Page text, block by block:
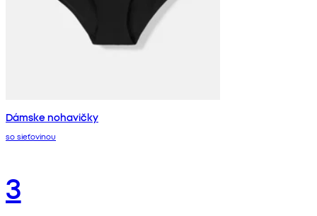
Dámske nohavičky
so sieťovinou
3